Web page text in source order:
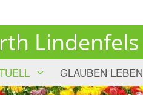
Lindenfels
GLAUBEN LEBEN